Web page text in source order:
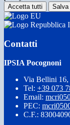
Accetta tutti Salva
Contatti
IPSIA Pocognoni
Via Bellini 16,
Tel: +39 073
Email:
PEC:
C.F.: